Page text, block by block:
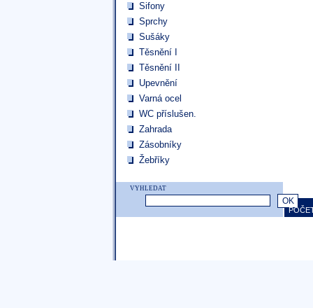
Sifony
Sprchy
Sušáky
Těsnění I
Těsnění II
Upevnění
Varná ocel
WC příslušen.
Zahrada
Zásobníky
Žebříky
VYHLEDAT